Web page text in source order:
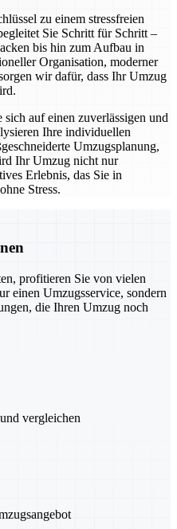
zu einem stressfreien
Sie Schritt für Schritt –
bis hin zum Aufbau in
Organisation, moderner
wir dafür, dass Ihr Umzug
auf einen zuverlässigen und
Ihre individuellen
Umzugsplanung,
Ihr Umzug nicht nur
Erlebnis, das Sie in
Stress.
profitieren Sie von vielen
einen Umzugsservice, sondern
die Ihren Umzug noch
vergleichen